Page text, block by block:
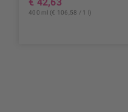
€ 42,63
400 ml (€ 106,58 / 1 l)